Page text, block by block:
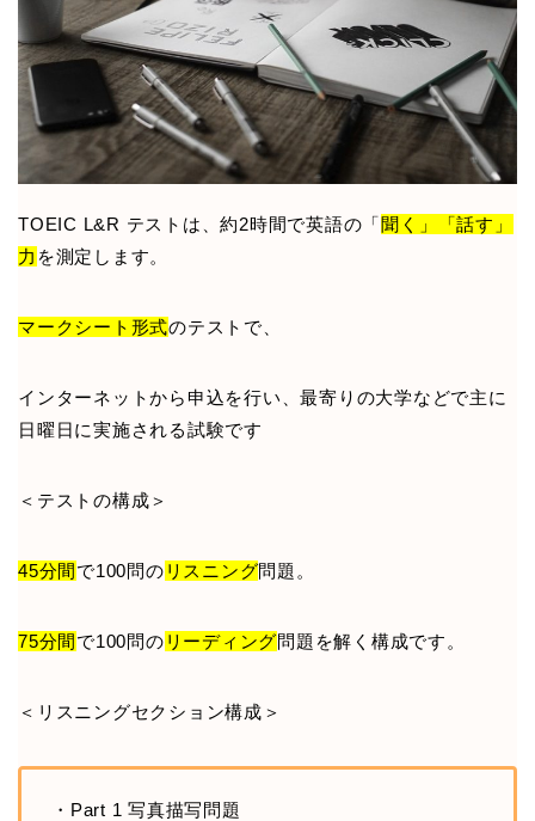
TOEIC L&R テストは、約2時間で英語の「聞く」「話す」
力 を測定します。
マークシート形式のテストで、
インターネットから申込を行い、最寄りの大学などで主に
日曜日に実施される試験です
＜テストの構成＞
45分間で100問の リスニング問題。
75分間で100問の リーディング問題を解く構成です。
＜リスニングセクション構成＞
・Part 1 写真描写問題